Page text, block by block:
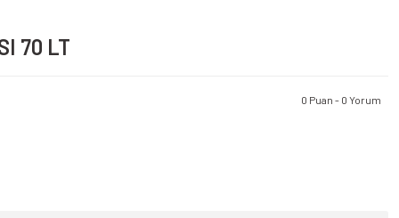
70 LT
0 Puan - 0 Yorum